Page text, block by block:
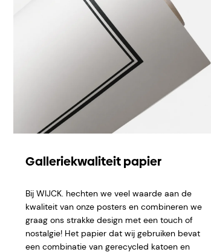
Galleriekwaliteit papier
Bij WIJCK. hechten we veel waarde aan de
kwaliteit van onze posters en combineren we
graag ons strakke design met een touch of
nostalgie! Het papier dat wij gebruiken bevat
een combinatie van gerecycled katoen en